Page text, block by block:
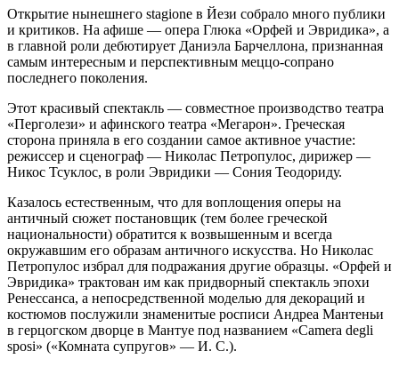
Открытие нынешнего stagione в Йези собрало много публики
и критиков. На афише — опера Глюка «Орфей и Эвридика», а
в главной роли дебютирует Даниэла Барчеллона, признанная
самым интересным и перспективным меццо-сопрано
последнего поколения.
Этот красивый спектакль — совместное производство театра
«Перголези» и афинского театра «Мегарон». Греческая
сторона приняла в его создании самое активное участие:
режиссер и сценограф — Николас Петропулос, дирижер —
Никос Тсуклос, в роли Эвридики — Сония Теодориду.
Казалось естественным, что для воплощения оперы на
античный сюжет постановщик (тем более греческой
национальности) обратится к возвышенным и всегда
окружавшим его образам античного искусства. Но Николас
Петропулос избрал для подражания другие образцы. «Орфей и
Эвридика» трактован им как придворный спектакль эпохи
Ренессанса, а непосредственной моделью для декораций и
костюмов послужили знаменитые росписи Андреа Мантеньи
в герцогском дворце в Мантуе под названием «Camera degli
sposi» («Комната супругов» — И. C.).